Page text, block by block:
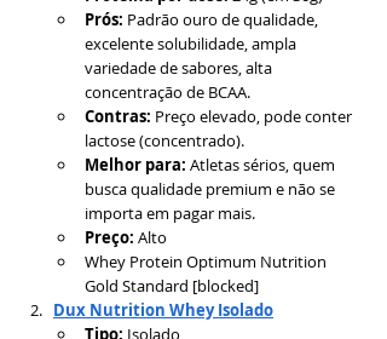
Prós: Padrão ouro de qualidade,
excelente solubilidade, ampla
variedade de sabores, alta
concentração de BCAA.
Contras: Preço elevado, pode conter
lactose (concentrado).
Melhor para: Atletas sérios, quem
busca qualidade premium e não se
importa em pagar mais.
Preço: Alto
Whey Protein Optimum Nutrition
Gold Standard [blocked]
Dux Nutrition Whey Isolado